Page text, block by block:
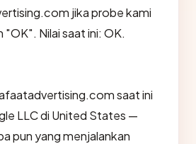
jika probe kami
Nilai saat ini: OK.
saat ini
LLC di United States —
pun yang menjalankan